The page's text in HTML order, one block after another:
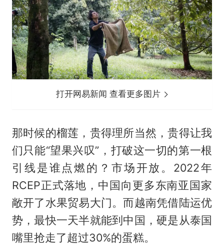
打开网易新闻 查看更多图片
那时候的榴莲，贵得理所当然，贵得让我
们只能“望果兴叹”，打破这一切的第一根
引线是谁点燃的？市场开放。2022年
RCEP正式落地，中国向更多东南亚国家
敞开了水果贸易大门。而越南凭借陆运优
势，最快一天半就能到中国，硬是从泰国
嘴里抢走了超过30%的蛋糕。